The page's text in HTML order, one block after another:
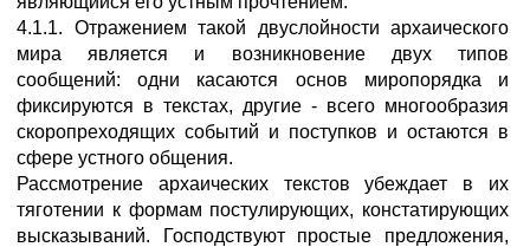
4.1.1. Отражением такой двуслойности архаического
мира является и возникновение двух типов
сообщений: одни касаются основ миропорядка и
фиксируются в текстах, другие - всего многообразия
скоропреходящих событий и поступков и остаются в
сфере устного общения.
Рассмотрение архаических текстов убеждает в их
тяготении к формам постулирующих, констатирующих
высказываний. Господствуют простые предложения,